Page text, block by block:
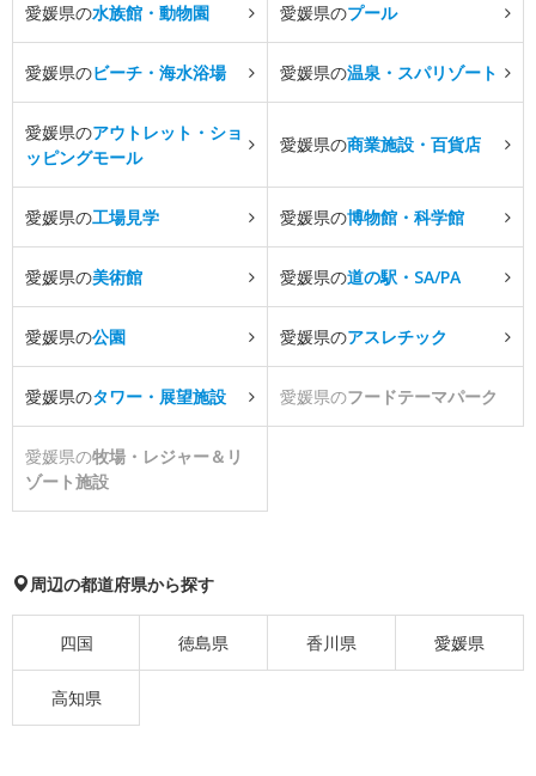
愛媛県の水族館・動物園 愛媛県のプール
愛媛県のビーチ・海水浴場 愛媛県の温泉・スパリゾート
愛媛県のアウトレット・ショ
ッピングモール
愛媛県の商業施設・百貨店
愛媛県の工場見学 愛媛県の博物館・科学館
愛媛県の美術館 愛媛県の道の駅・SA/PA
愛媛県の公園 愛媛県のアスレチック
愛媛県のタワー・展望施設 愛媛県のフードテーマパーク
愛媛県の牧場・レジャー＆リ
ゾート施設
周辺の都道府県から探す
四国 徳島県 香川県 愛媛県
高知県